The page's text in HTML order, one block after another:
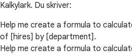
Kalkylark. Du skriver:
Help me create a formula to
of [hires] by [department].
Help me create a formula to